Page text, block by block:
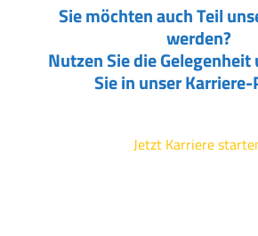
Sie möchten auch Teil
werden?
Nutzen Sie die Gelegenheit
Sie in unser
Jetzt Karriere